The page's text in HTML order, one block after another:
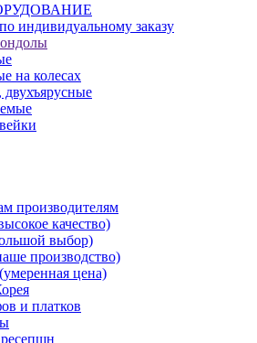
индивидуальному заказу
на колесах
производителям
качество)
выбор)
производство)
цена)
и платков